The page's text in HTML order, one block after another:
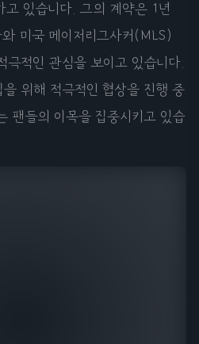
고 있습니다. 그의 계약은 1년
미국 메이저리그사커(MLS)
극적인 관심을 보이고 있습니다.
위해 적극적인 협상을 진행 중
팬들의 이목을 집중시키고 있습